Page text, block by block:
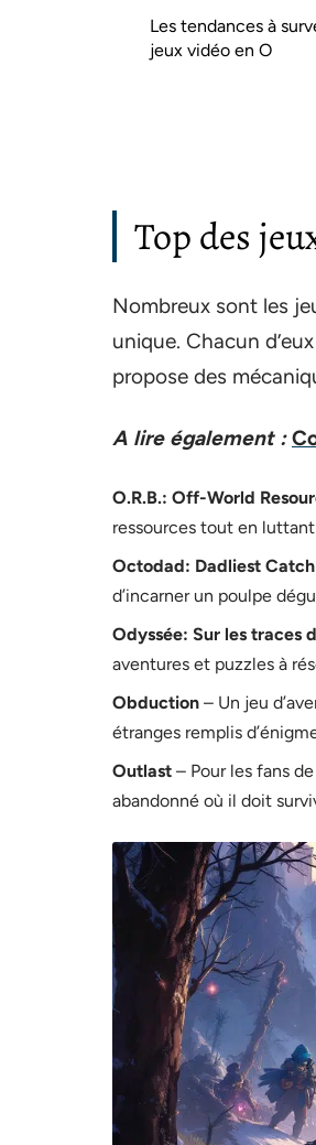
Les tendances à
jeux vidéo en O
Top des
Nombreux sont les
unique. Chacun
propose des
A lire également :
O.R.B.: Off-World
ressources tout en
Octodad: Dadliest Catch
d’incarner un poulpe
Odyssée: Sur les traces
aventures et puzzles à
Obduction – Un jeu
étranges remplis
Outlast – Pour les fans
abandonné où il doit